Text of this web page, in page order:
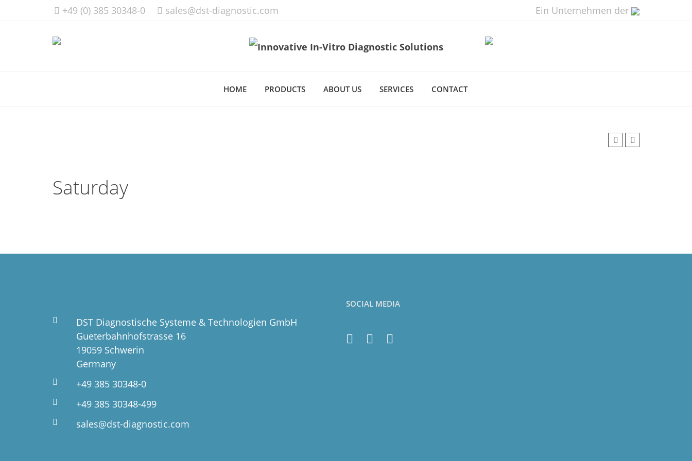
+49 (0) 385 30348-0 sales@dst-diagnostic.com Ein Unternehmen der
HOME PRODUCTS ABOUT US SERVICES CONTACT
Saturday
DST Diagnostische Systeme & Technologien GmbH
Gueterbahnhofstrasse 16
19059 Schwerin
Germany
+49 385 30348-0
+49 385 30348-499
sales@dst-diagnostic.com
SOCIAL MEDIA